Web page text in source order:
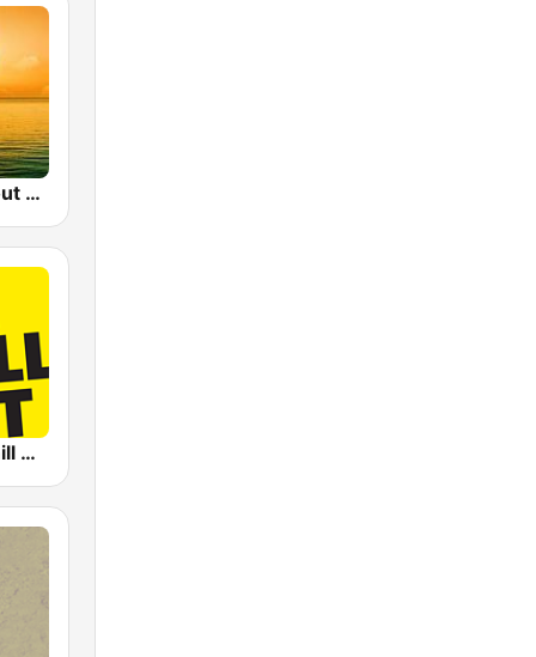
Sunset Chillout Lounge
Life Radio Chill Out